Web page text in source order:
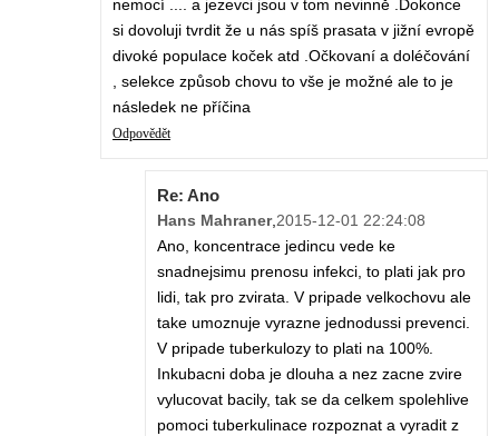
nemocí .... a jezevci jsou v tom nevinně .Dokonce
si dovoluji tvrdit že u nás spíš prasata v jižní evropě
divoké populace koček atd .Očkovaní a doléčování
, selekce způsob chovu to vše je možné ale to je
následek ne příčina
Odpovědět
Re: Ano
Hans Mahraner,2015-12-01 22:24:08
Ano, koncentrace jedincu vede ke
snadnejsimu prenosu infekci, to plati jak pro
lidi, tak pro zvirata. V pripade velkochovu ale
take umoznuje vyrazne jednodussi prevenci.
V pripade tuberkulozy to plati na 100%.
Inkubacni doba je dlouha a nez zacne zvire
vylucovat bacily, tak se da celkem spolehlive
pomoci tuberkulinace rozpoznat a vyradit z